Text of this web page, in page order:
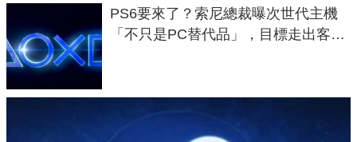
PS6要來了？索尼總裁曝次世代主機
「不只是PC替代品」，目標走出客